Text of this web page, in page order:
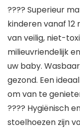
???? Superieur
kinderen vanaf
van veilig, niet-
milieuvriendelijk
uw baby.
gezond. Een
om van te
???? Hygiënisch
stoelhoezen zijn